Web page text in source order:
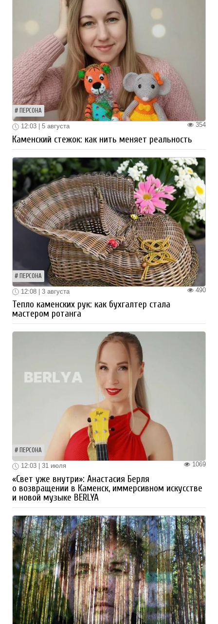
ПЕРСОНА
354
12:03 | 5 августа
Каменский стежок: как нить меняет реальность
ПЕРСОНА
490
12:08 | 3 августа
Тепло каменских рук: как бухгалтер стала
мастером ротанга
ПЕРСОНА
1069
12:03 | 31 июля
«Свет уже внутри»: Анастасия Берля
о возвращении в Каменск, иммерсивном искусстве
и новой музыке BERLYA